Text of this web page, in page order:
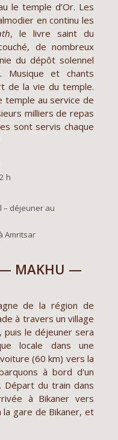
le temple d’Or. Les
en continu les
, le livre saint du
de nombreux
du dépôt solennel
et chants
de la vie du temple.
temple au service de
milliers de repas
sont servis chaque
h
– déjeuner au
Amritsar
— MAKHU —
de la région de
à travers un village
puis le déjeuner sera
locale dans une
(60 km) vers la
à bord d'un
Départ du train dans
à Bikaner vers
la gare de Bikaner, et